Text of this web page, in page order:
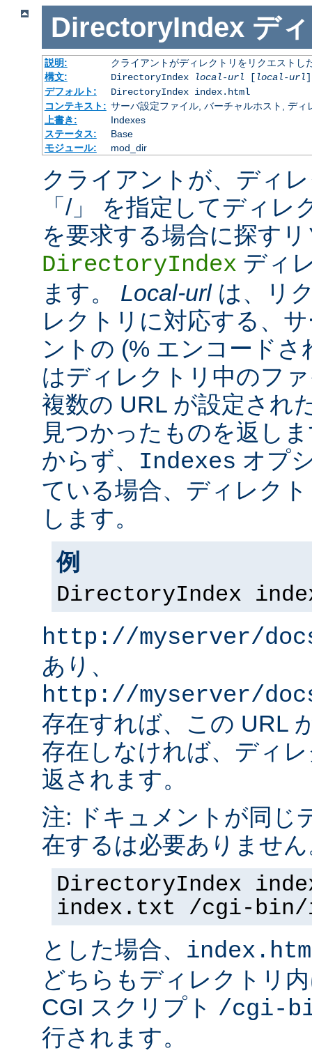
DirectoryIndex デ
説明:
クライアントがディレクトリをリクエストし
構文:
DirectoryIndex local-url [ local-url
デフォルト:
DirectoryIndex index.html
コンテキスト: サーバ設定ファイル, バーチャルホスト, ディ
上書き:
Indexes
ステータス:
Base
モジュール:
mod_dir
クライアントが、ディ
「/」 を指定してディ
を要求する場合に探す
DirectoryIndex ディ
ます。 Local-urlは、リ
レクトリに対応する、
ントの (% エンコードさ
はディレクトリ中のフ
複数の URL が設定され
見つかったものを返し
からず、 Indexes オプ
ている場合、ディレク
します。
例
DirectoryIndex
http://myserver/
あり、
http://myserver/
存在すれば、この URL
存在しなければ、ディ
返されます。
注: ドキュメントが同じ
在するは必要ありませ
DirectoryIndex
index.txt /cgi-bin/
とした場合、
どちらもディレクトリ
CGI スクリプト /cgi-
行されます。